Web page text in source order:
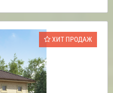
ХИТ ПРОДАЖ